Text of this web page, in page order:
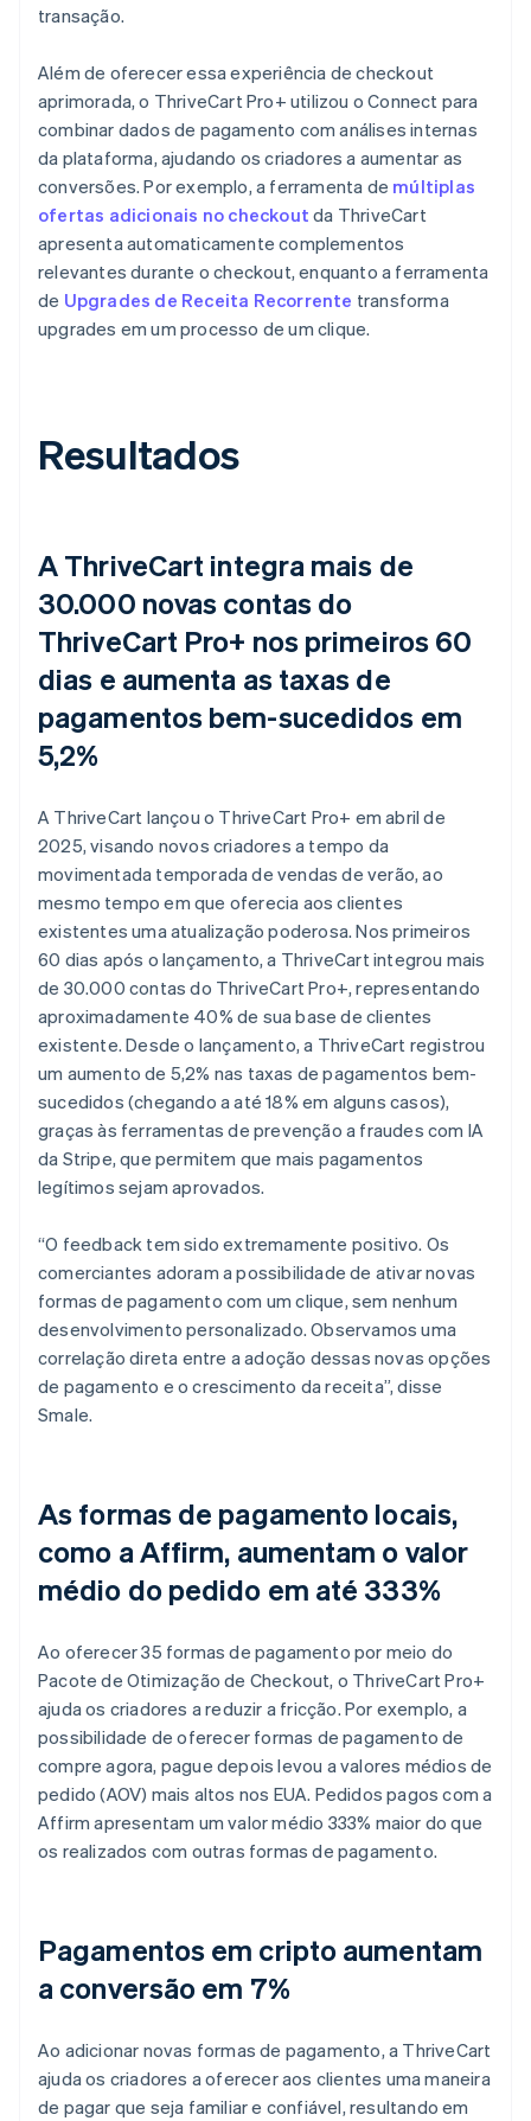
transação.
Além de oferecer essa experiência de checkout
aprimorada, o ThriveCart Pro+ utilizou o Connect para
combinar dados de pagamento com análises internas
da plataforma, ajudando os criadores a aumentar as
conversões. Por exemplo, a ferramenta de múltiplas
ofertas adicionais no checkout da ThriveCart
apresenta automaticamente complementos
relevantes durante o checkout, enquanto a ferramenta
de Upgrades de Receita Recorrente transforma
upgrades em um processo de um clique.
Resultados
A ThriveCart integra mais de
30.000 novas contas do
ThriveCart Pro+ nos primeiros 60
dias e aumenta as taxas de
pagamentos bem-sucedidos em
5,2%
A ThriveCart lançou o ThriveCart Pro+ em abril de
2025, visando novos criadores a tempo da
movimentada temporada de vendas de verão, ao
mesmo tempo em que oferecia aos clientes
existentes uma atualização poderosa. Nos primeiros
60 dias após o lançamento, a ThriveCart integrou mais
de 30.000 contas do ThriveCart Pro+, representando
aproximadamente 40% de sua base de clientes
existente. Desde o lançamento, a ThriveCart registrou
um aumento de 5,2% nas taxas de pagamentos bem-
sucedidos (chegando a até 18% em alguns casos),
graças às ferramentas de prevenção a fraudes com IA
da Stripe, que permitem que mais pagamentos
legítimos sejam aprovados.
“O feedback tem sido extremamente positivo. Os
comerciantes adoram a possibilidade de ativar novas
formas de pagamento com um clique, sem nenhum
desenvolvimento personalizado. Observamos uma
correlação direta entre a adoção dessas novas opções
de pagamento e o crescimento da receita”, disse
Smale.
As formas de pagamento locais,
como a Affirm, aumentam o valor
médio do pedido em até 333%
Ao oferecer 35 formas de pagamento por meio do
Pacote de Otimização de Checkout, o ThriveCart Pro+
ajuda os criadores a reduzir a fricção. Por exemplo, a
possibilidade de oferecer formas de pagamento de
compre agora, pague depois levou a valores médios de
pedido (AOV) mais altos nos EUA. Pedidos pagos com a
Affirm apresentam um valor médio 333% maior do que
os realizados com outras formas de pagamento.
Pagamentos em cripto aumentam
a conversão em 7%
Ao adicionar novas formas de pagamento, a ThriveCart
ajuda os criadores a oferecer aos clientes uma maneira
de pagar que seja familiar e confiável, resultando em